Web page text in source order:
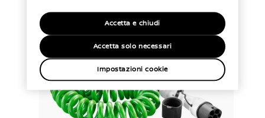
Accetta solo necessari
Accetta e chiudi
Impostazioni cookie